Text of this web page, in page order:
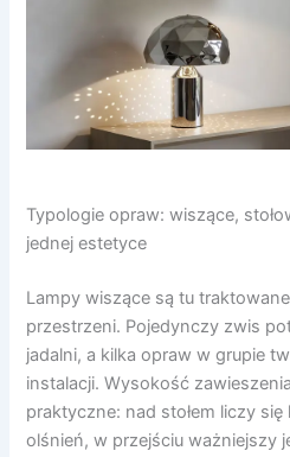
Typologie opraw: wiszące,
jednej estetyce
Lampy wiszące są tu
przestrzeni. Pojedynczy zwis
jadalni, a kilka opraw w grupie
instalacji. Wysokość
praktyczne: nad stołem liczy
olśnień, w przejściu ważniejszy